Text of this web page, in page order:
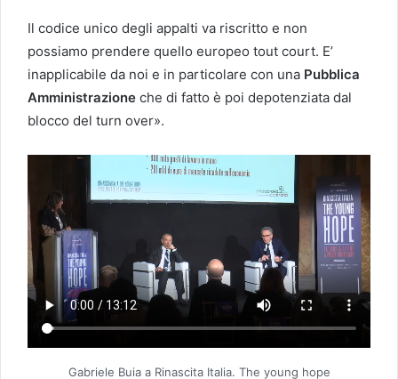
Il codice unico degli appalti va riscritto e non
possiamo prendere quello europeo tout court. E’
inapplicabile da noi e in particolare con una Pubblica
Amministrazione che di fatto è poi depotenziata dal
blocco del turn over».
Gabriele Buia a Rinascita Italia. The young hope